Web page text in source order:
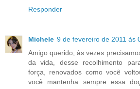
Responder
Michele 9 de fevereiro de 2011 às
Amigo querido, às vezes
da vida, desse recolhimento
força, renovados como você
você mantenha sempre essa